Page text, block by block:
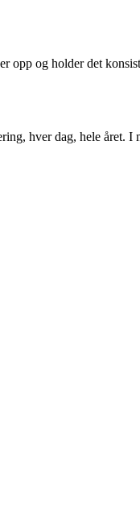
opp og holder det
hver dag, hele året.